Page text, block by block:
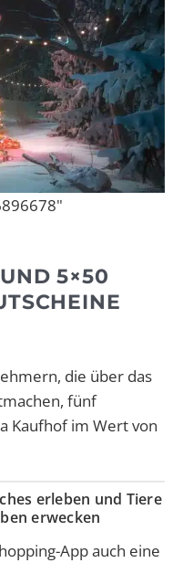
5×50
die über das
fünf
Kaufhof im Wert von
erleben und Tiere
erwecken
App auch eine